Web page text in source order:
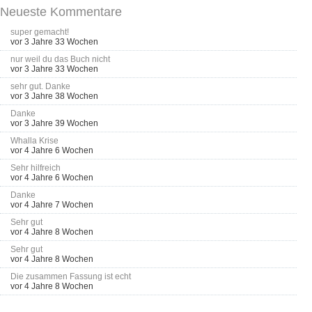
Neueste Kommentare
super gemacht!
vor 3 Jahre 33 Wochen
nur weil du das Buch nicht
vor 3 Jahre 33 Wochen
sehr gut. Danke
vor 3 Jahre 38 Wochen
Danke
vor 3 Jahre 39 Wochen
Whalla Krise
vor 4 Jahre 6 Wochen
Sehr hilfreich
vor 4 Jahre 6 Wochen
Danke
vor 4 Jahre 7 Wochen
Sehr gut
vor 4 Jahre 8 Wochen
Sehr gut
vor 4 Jahre 8 Wochen
Die zusammen Fassung ist echt
vor 4 Jahre 8 Wochen